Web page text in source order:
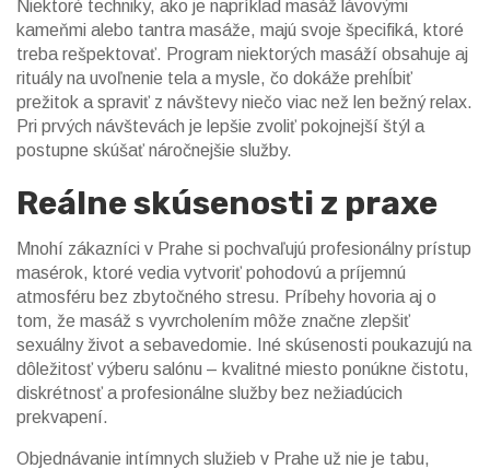
Niektoré techniky, ako je napríklad masáž lávovými
kameňmi alebo tantra masáže, majú svoje špecifiká, ktoré
treba rešpektovať. Program niektorých masáží obsahuje aj
rituály na uvoľnenie tela a mysle, čo dokáže prehĺbiť
prežitok a spraviť z návštevy niečo viac než len bežný relax.
Pri prvých návštevách je lepšie zvoliť pokojnejší štýl a
postupne skúšať náročnejšie služby.
Reálne skúsenosti z praxe
Mnohí zákazníci v Prahe si pochvaľujú profesionálny prístup
masérok, ktoré vedia vytvoriť pohodovú a príjemnú
atmosféru bez zbytočného stresu. Príbehy hovoria aj o
tom, že masáž s vyvrcholením môže značne zlepšiť
sexuálny život a sebavedomie. Iné skúsenosti poukazujú na
dôležitosť výberu salónu – kvalitné miesto ponúkne čistotu,
diskrétnosť a profesionálne služby bez nežiadúcich
prekvapení.
Objednávanie intímnych služieb v Prahe už nie je tabu,